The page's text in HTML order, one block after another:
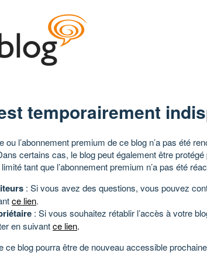
temporairement
ou l’abonnement premium de ce blog n’a pas été
certains cas, le blog peut également être
tant que l’abonnement premium n’a pas été
: Si vous avez des questions, vous pouvez
ce lien.
: Si vous souhaitez rétablir l’accès à votre
en suivantce lien.
ce blog pourra être de nouveau accessible